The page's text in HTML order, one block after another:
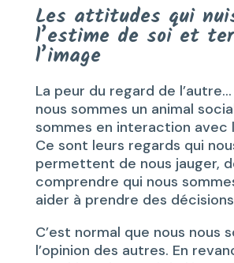
Les attitudes qui
l’estime de soi et
l’image
La peur du regard de
nous sommes un animal
sommes en interaction avec
Ce sont leurs regards qui
permettent de nous jauger,
comprendre qui nous
aider à prendre des
C’est normal que nous nous
l’opinion des autres. En